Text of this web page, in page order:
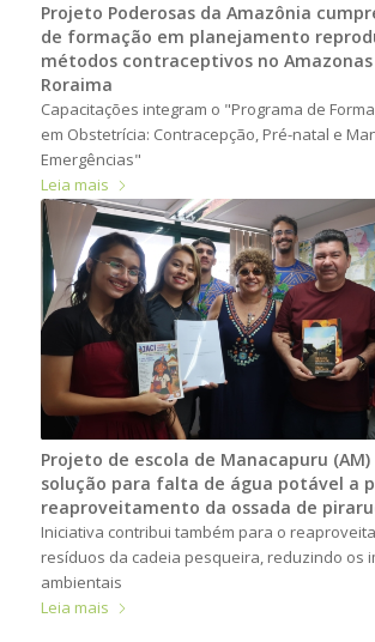
Projeto Poderosas da Amazônia
de formação em planejamento
métodos contraceptivos no
Roraima
Capacitações integram o "Programa de
em Obstetrícia: Contracepção, Pré-natal e
Emergências"
Leia mais
Projeto de escola de Manacapuru
solução para falta de água potável a
reaproveitamento da ossada de
Iniciativa contribui também para o
resíduos da cadeia pesqueira, reduzindo os
ambientais
Leia mais